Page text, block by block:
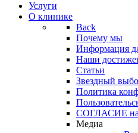
Услуги
О клинике
Back
Почему мы
Информация
Наши
Статьи
Звездный
Политика
СОГЛАСИЕ на
Медиа